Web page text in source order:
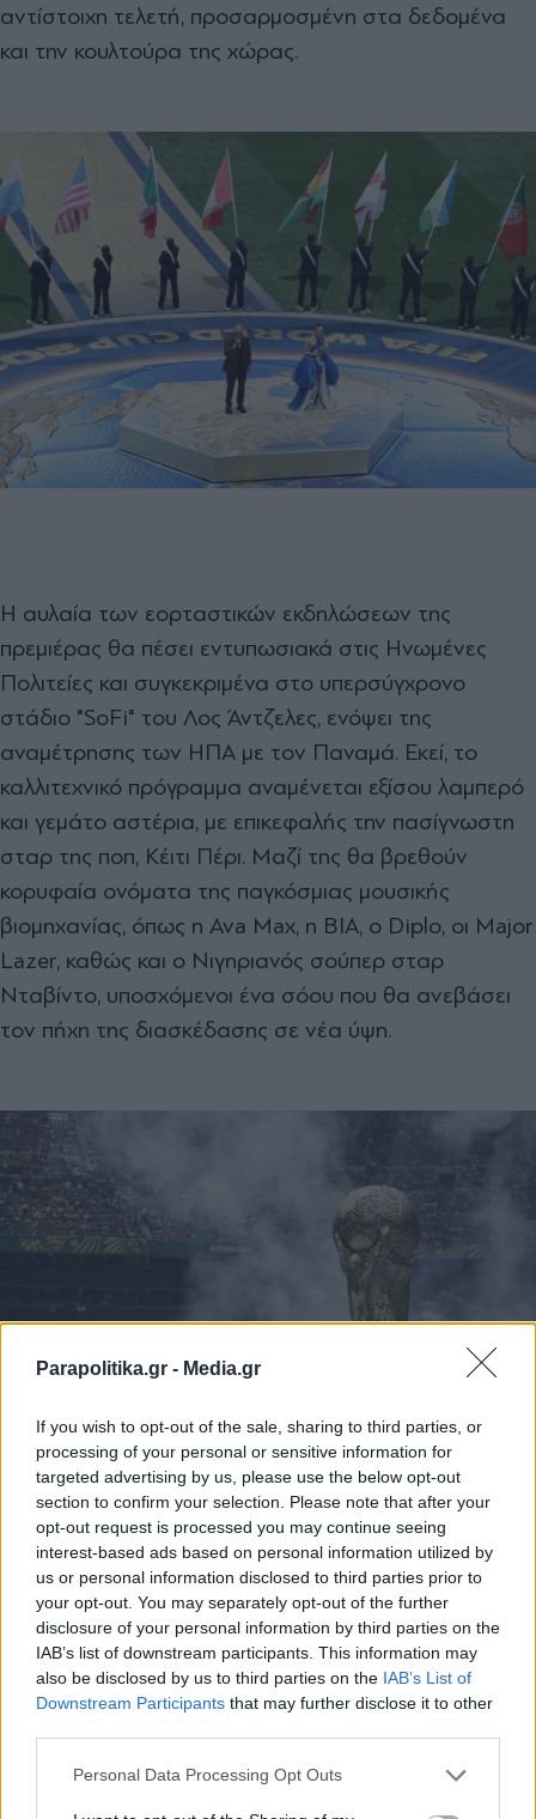
Parapolitika.gr - Media.gr
If you wish to opt-out of the sale, sharing to third parties, or
processing of your personal or sensitive information for
targeted advertising by us, please use the below opt-out
section to confirm your selection. Please note that after your
opt-out request is processed you may continue seeing
interest-based ads based on personal information utilized by
us or personal information disclosed to third parties prior to
your opt-out. You may separately opt-out of the further
disclosure of your personal information by third parties on the
IAB’s list of downstream participants. This information may
also be disclosed by us to third parties on the IAB’s List of
Downstream Participants that may further disclose it to other
Personal Data Processing Opt Outs
αντίστοιχη τελετή, προσαρμοσμένη στα δεδομένα
και την κουλτούρα της χώρας.
Η αυλαία των εορταστικών εκδηλώσεων της
πρεμιέρας θα πέσει εντυπωσιακά στις Ηνωμένες
Πολιτείες και συγκεκριμένα στο υπερσύγχρονο
στάδιο "SoFi" του Λος Άντζελες, ενόψει της
αναμέτρησης των ΗΠΑ με τον Παναμά. Εκεί, το
καλλιτεχνικό πρόγραμμα αναμένεται εξίσου λαμπερό
και γεμάτο αστέρια, με επικεφαλής την πασίγνωστη
σταρ της ποπ, Κέιτι Πέρι. Μαζί της θα βρεθούν
κορυφαία ονόματα της παγκόσμιας μουσικής
βιομηχανίας, όπως η Ava Max, η BIA, ο Diplo, οι Major
Lazer, καθώς και ο Νιγηριανός σούπερ σταρ
Νταβίντο, υποσχόμενοι ένα σόου που θα ανεβάσει
τον πήχη της διασκέδασης σε νέα ύψη.
Εγγραφή στο newsletter